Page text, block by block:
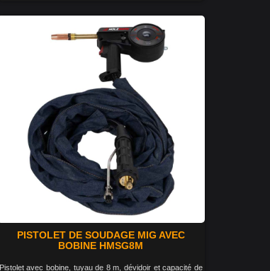
PISTOLET DE SOUDAGE MIG AVEC
BOBINE HMSG8M
Pistolet avec bobine, tuyau de 8 m, dévidoir et capacité de